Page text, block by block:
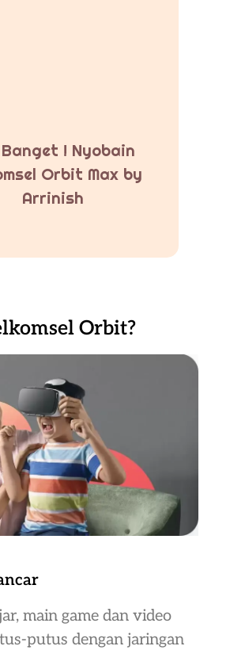
! Nyobain
Orbit Max by
Arrinish
Orbit?
main game dan video
putus dengan jaringan